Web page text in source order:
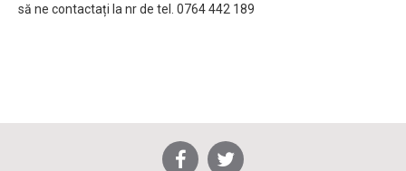
să ne contactați la nr de tel. 0764 442 189